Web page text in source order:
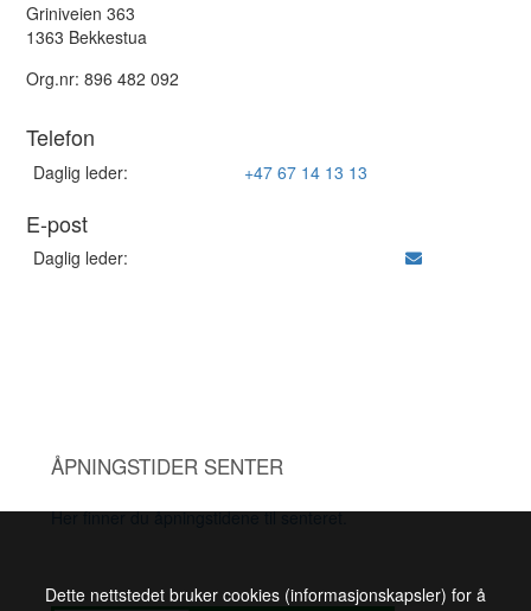
Griniveien 363
1363 Bekkestua
Org.nr: 896 482 092
Telefon
Daglig leder: +47 67 14 13 13
E-post
Daglig leder:
ÅPNINGSTIDER SENTER
Her finner du åpningstidene til senteret.
Dette nettstedet bruker cookies (informasjonskapsler) for å